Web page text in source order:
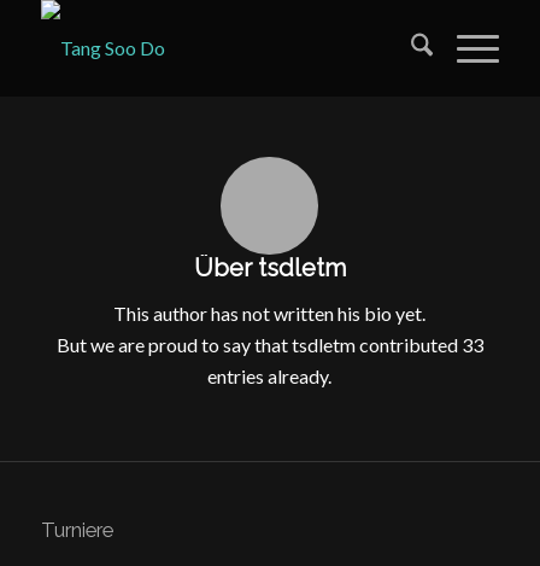
Über tsdletm
This author has not written his bio yet.
But we are proud to say thattsdletmcontributed 33
entries already.
Turniere